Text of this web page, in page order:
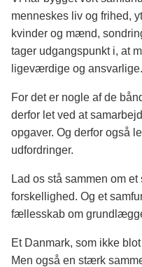
menneskes liv og frihed,
kvinder og mænd,
tager udgangspunkt i, at
ligeværdige og
For det er nogle af de
derfor let ved at
opgaver. Og derfor også
udfordringer.
Lad os stå sammen om
forskellighed. Og et
fællesskab om
Et Danmark, som ikke
Men også en stærk